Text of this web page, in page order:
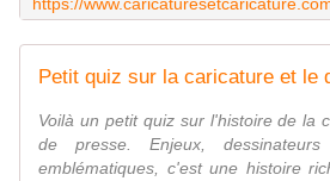
Petit quiz sur la caricature et le
Voilà un petit quiz sur l'histoire de la
de presse. Enjeux, dessinateurs
emblématiques, c'est une histoire